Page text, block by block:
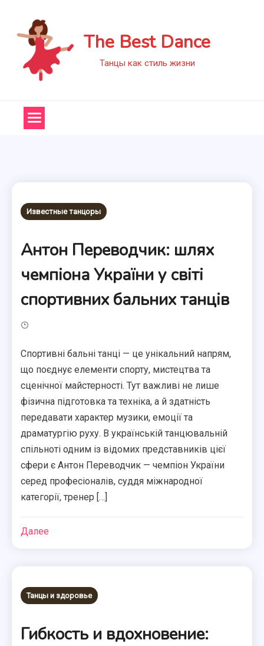
content
The Best Dance
Танцы как стиль жизни
Известные танцоры
Антон Переводчик: шлях
чемпіона України у світі
спортивних бальних танців
Спортивні бальні танці — це унікальний напрям,
що поєднує елементи спорту, мистецтва та
сценічної майстерності. Тут важливі не лише
фізична підготовка та техніка, а й здатність
передавати характер музики, емоції та
драматургію руху. В українській танцювальній
спільноті одним із відомих представників цієї
сфери є Антон Переводчик — чемпіон України
серед професіоналів, суддя міжнародної
категорії, тренер […]
Далее
Танцы и здоровье
Гибкость и вдохновение: